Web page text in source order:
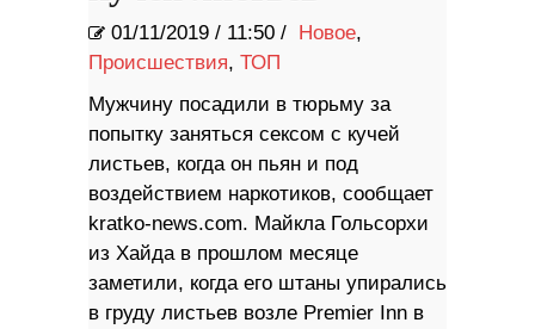
01/11/2019 / 11:50 / Новое,
Происшествия, ТОП
Мужчину посадили в тюрьму за
попытку заняться сексом с кучей
листьев, когда он пьян и под
воздействием наркотиков, сообщает
kratko-news.com. Майкла Гольсорхи
из Хайда в прошлом месяце
заметили, когда его штаны упирались
в груду листьев возле Premier Inn в